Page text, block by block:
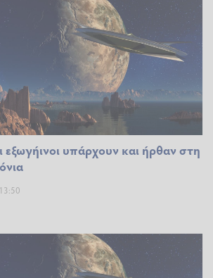
εξωγήινοι υπάρχουν και ήρθαν στη